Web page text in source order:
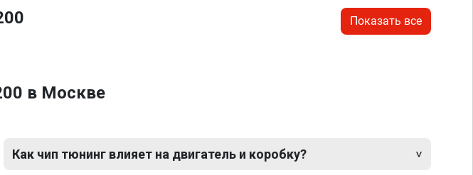
Показать все
в Москве
Как чип тюнинг влияет на двигатель и коробку?